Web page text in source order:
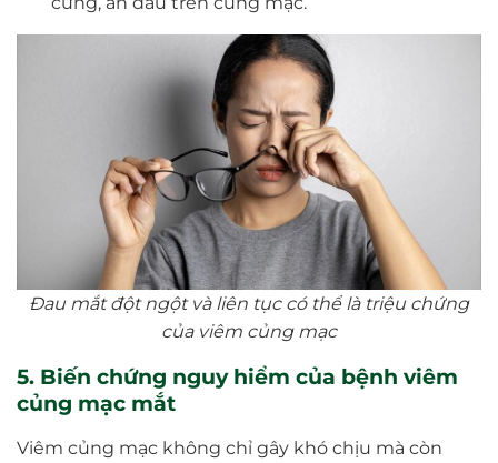
Đau mắt đột ngột và liên tục có thể là triệu chứng
của viêm củng mạc
5. Biến chứng nguy hiểm của bệnh viêm
củng mạc mắt
Viêm củng mạc không chỉ gây khó chịu mà còn